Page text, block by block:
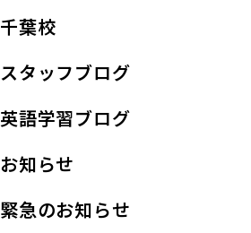
千葉校
スタッフブログ
英語学習ブログ
お知らせ
緊急のお知らせ